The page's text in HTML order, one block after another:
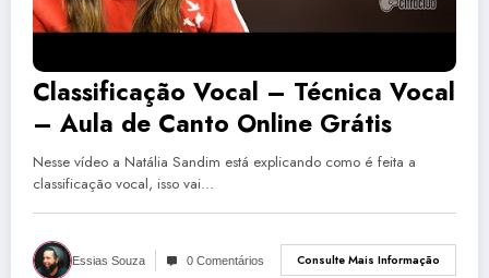
Classificação Vocal – Técnica Vocal
– Aula de Canto Online Grátis
Nesse vídeo a Natália Sandim está explicando como é feita a
classificação vocal, isso vai…
Essias Souza 0 Comentários Consulte Mais Informação